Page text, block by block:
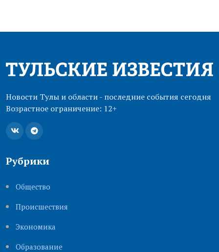
Новости Тулы и области - последние события сегодня
Возрастное ограничение: 12+
Рубрики
Общество
Происшествия
Экономика
Образование